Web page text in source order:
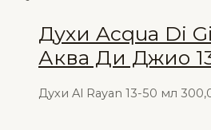
Духи Acqua Di
Аква Ди Джио
Духи Al Rayan 13-50 мл